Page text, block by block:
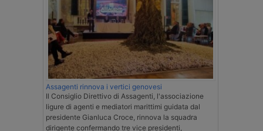
Assagenti rinnova i vertici genovesi
Il Consiglio Direttivo di Assagenti, l'associazione
ligure di agenti e mediatori marittimi guidata dal
presidente Gianluca Croce, rinnova la squadra
dirigente confermando tre vice presidenti,